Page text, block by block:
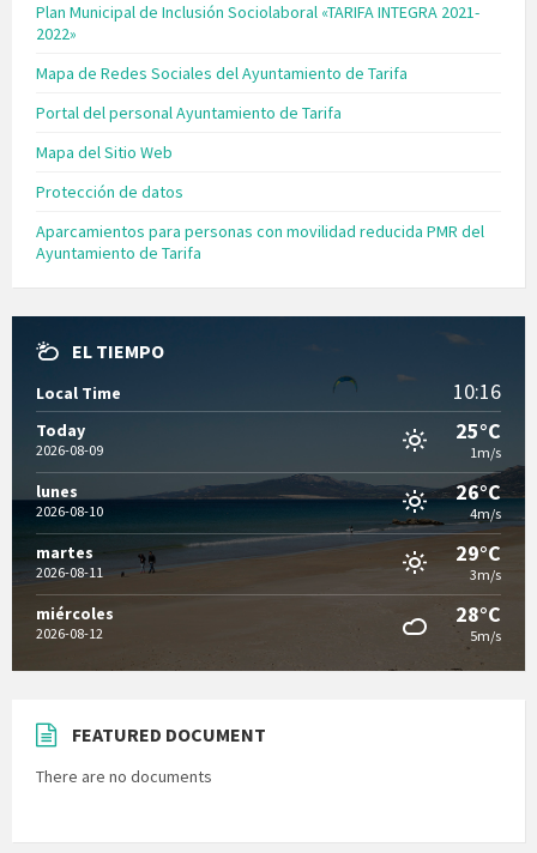
Plan Municipal de Inclusión Sociolaboral «TARIFA INTEGRA 2021-
2022»
Mapa de Redes Sociales del Ayuntamiento de Tarifa
Portal del personal Ayuntamiento de Tarifa
Mapa del Sitio Web
Protección de datos
Aparcamientos para personas con movilidad reducida PMR del
Ayuntamiento de Tarifa
EL TIEMPO
Local Time 10:16
Today
2026-08-09
25°C
1m/s
lunes
2026-08-10
26°C
4m/s
martes
2026-08-11
29°C
3m/s
miércoles
2026-08-12
28°C
5m/s
FEATURED DOCUMENT
There are no documents